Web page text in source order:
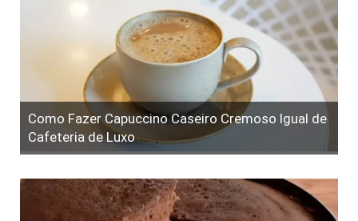
Como Fazer Capuccino Caseiro Cremoso Igual de
Cafeteria de Luxo